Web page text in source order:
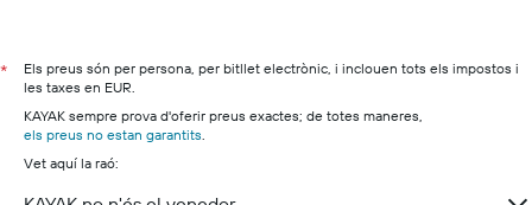
*
Els preus són per persona, per bitllet electrònic, i inclouen tots els impostos i
les taxes en EUR.
KAYAK sempre prova d'oferir preus exactes; de totes maneres,
els preus no estan garantits
Vet aquí la raó: